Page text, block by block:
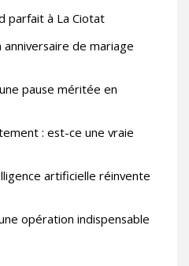
parfait à La Ciotat
de mariage
pause méritée en
: est-ce une vraie
artificielle réinvente
opération indispensable